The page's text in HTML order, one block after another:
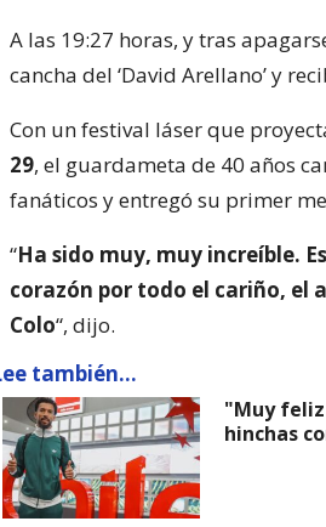
A las 19:27 horas, y tras
cancha del ‘David Arellano’ y
Con un festival láser que
29, el guardameta de 40 años
fanáticos y entregó su primer
“Ha sido muy, muy increíble.
corazón por todo el cariño, el
Colo“, dijo.
también...
"Muy
hinchas